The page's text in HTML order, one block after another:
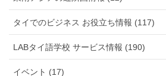
タイでのビジネス お役立ち情報 (117)
LABタイ語学校 サービス情報 (190)
イベント (17)